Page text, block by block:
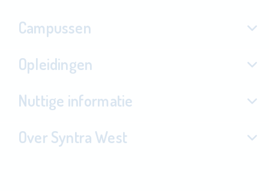
Campussen
Opleidingen
Nuttige informatie
Over Syntra West